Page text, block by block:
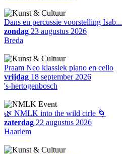
Dans en percussie voorstelling Isab...
zondag 23 augustus 2026
Breda
Praam Neo klassiek piano en cello
vrijdag 18 september 2026
's-hertogenbosch
🌿 NMLK into the wild cirle 🌀
zaterdag 22 augustus 2026
Haarlem